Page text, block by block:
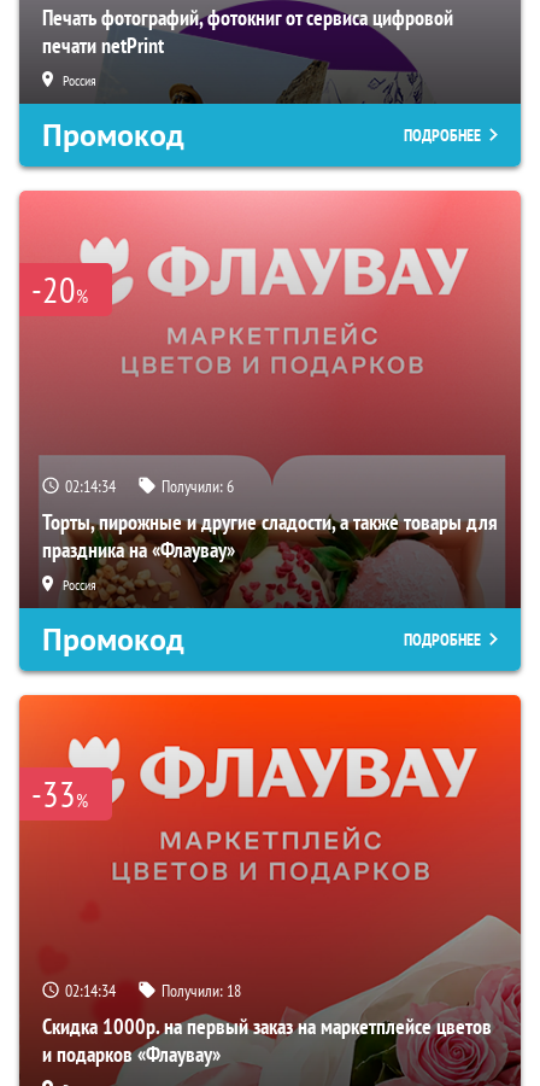
Печать фотографий, фотокниг от сервиса цифровой
печати netPrint
Россия
Промокод ПОДРОБНЕЕ
-20%
02:14:33 Получили:6
Торты, пирожные и другие сладости, а также товары для
праздника на «Флаувау»
Россия
Промокод ПОДРОБНЕЕ
-33%
02:14:33 Получили: 18
Скидка 1000р. на первый заказ на маркетплейсе цветов
и подарков «Флаувау»